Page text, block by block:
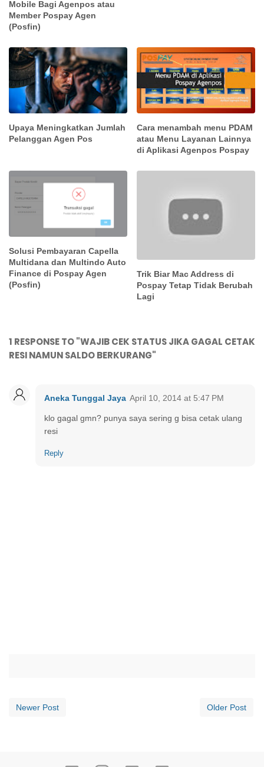
Mobile Bagi Agenpos atau
Member Pospay Agen
(Posfin)
Upaya Meningkatkan Jumlah
Pelanggan Agen Pos
Cara menambah menu PDAM
atau Menu Layanan Lainnya
di Aplikasi Agenpos Pospay
Solusi Pembayaran Capella
Multidana dan Multindo Auto
Finance di Pospay Agen
(Posfin)
Trik Biar Mac Address di
Pospay Tetap Tidak Berubah
Lagi
1 RESPONSE TO "WAJIB CEK STATUS JIKA GAGAL CETAK
RESI NAMUN SALDO BERKURANG"
Aneka Tunggal Jaya April 10, 2014 at 5:47 PM
klo gagal gmn? punya saya sering g bisa cetak ulang
resi
Reply
Newer Post Older Post